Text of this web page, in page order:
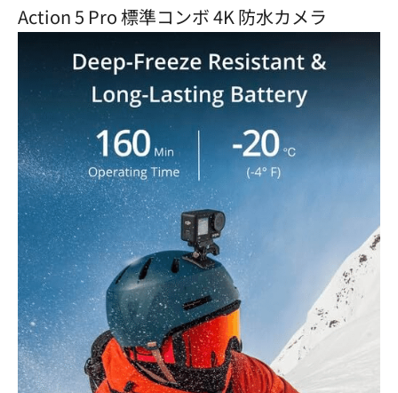
Action 5 Pro 標準コンボ 4K 防水カメラ